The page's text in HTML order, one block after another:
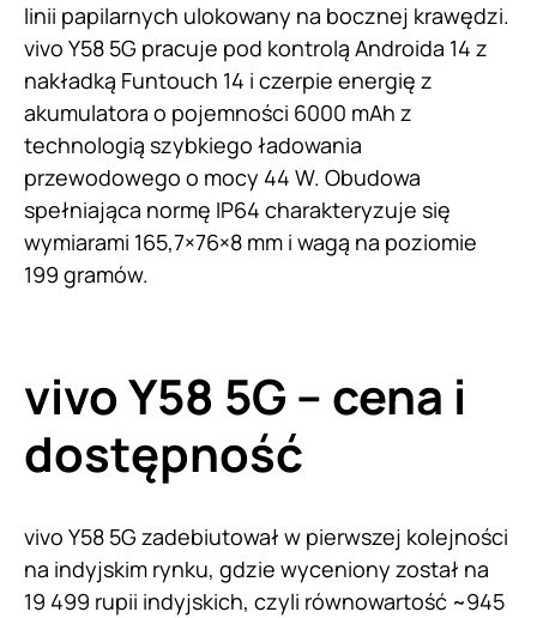
linii papilarnych ulokowany na bocznej krawędzi.
vivo Y58 5G pracuje pod kontrolą Androida 14 z
nakładką Funtouch 14 i czerpie energię z
akumulatora o pojemności 6000 mAh z
technologią szybkiego ładowania
przewodowego o mocy 44 W. Obudowa
spełniająca normę IP64 charakteryzuje się
wymiarami 165,7×76×8 mm i wagą na poziomie
199 gramów.
vivo Y58 5G – cena i
dostępność
vivo Y58 5G zadebiutował w pierwszej kolejności
na indyjskim rynku, gdzie wyceniony został na
19 499 rupii indyjskich, czyli równowartość ~945